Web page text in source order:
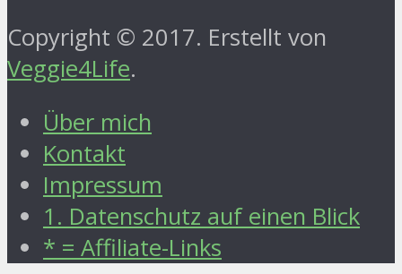
Copyright © 2017. Erstellt von
Veggie4Life.
Über mich
Kontakt
Impressum
1. Datenschutz auf einen Blick
* = Affiliate-Links